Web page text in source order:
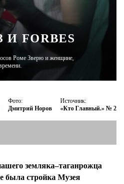
ЖУРНАЛ
FORBES
Роме Зверю и женщине,
Фото:
Дмитрий Норов
Источник:
«Кто Главный.» № 2
земляка–таганрожца
была стройка Музея